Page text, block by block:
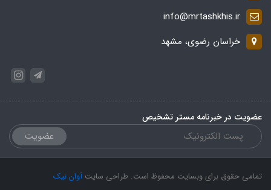
info@mrtashkhis.ir
خراسان رضوی، مشهد
عضویت در خبرنامه مستر تشخیص
عضویت
تمامی حقوق برای وبسایت محفوظ است. طراحی سایت آوان نیک